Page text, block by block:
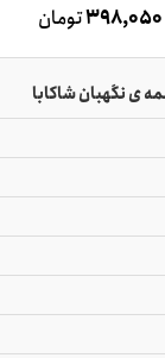
398,050تومان
نگهبان شاکابا